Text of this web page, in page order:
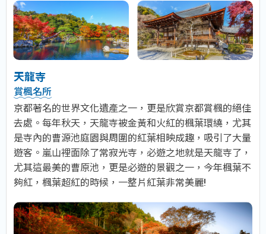
天龍寺
賞楓名所
京都著名的世界文化遺產之一，更是欣賞京都賞楓的絕佳
去處。每年秋天，天龍寺被金黃和火紅的楓葉環繞，尤其
是寺內的曹源池庭園與周圍的紅葉相映成趣，吸引了大量
遊客。嵐山裡面除了常寂光寺，必遊之地就是天龍寺了，
尤其這最美的曹原池，更是必遊的景觀之一，今年楓葉不
夠紅，楓葉超紅的時候，一整片紅葉非常美麗!